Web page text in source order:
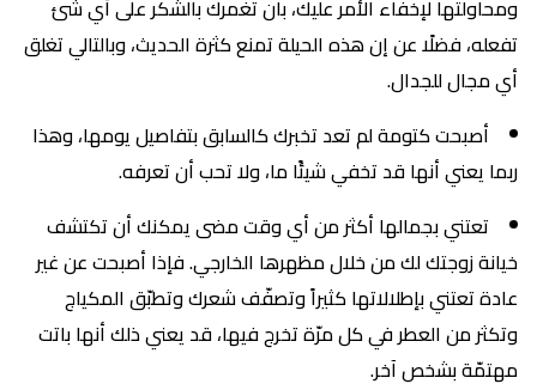
ومحاولتها لإخفاء الأمر عليك، بان تغمرك بالشكر على أي شئ
تفعله، فضلًا عن إن هذه الحيلة تمنع كثرة الحديث، وبالتالي تغلق
أي مجال للجدال.
أصبحت كتومة لم تعد تخبرك كالسابق بتفاصيل يومها، وهذا
ربما يعني أنها قد تخفي شيئًا ما، ولا تحب أن تعرفه.
تعتني بجمالها أكثر من أي وقت مضى يمكنك أن تكتشف
خيانة زوجتك لك من خلال مظهرها الخارجي. فإذا أصبحت عن غير
عادة تعتني بإطلالاتها كثيراً وتصفّف شعرك وتطبّق المكياج
وتكثر من العطر في كل مرّة تخرج فيها، قد يعني ذلك أنها باتت
مهتمّة بشخص آخر.